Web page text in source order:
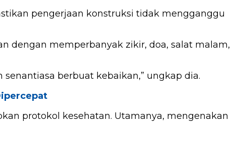
pengerjaan konstruksi tidak mengganggu
dengan memperbanyak zikir, doa, salat malam,
berbuat kebaikan,” ungkap dia.
protokol kesehatan. Utamanya, mengenakan